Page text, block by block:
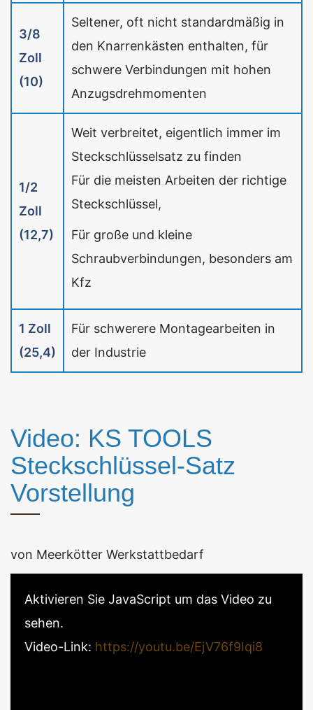
3/8
Zoll
(10)
Seltener, oft nicht standardmäßig in
den Knarrenkästen enthalten, für
schwere Verbindungen mit hohen
Anzugsdrehmomenten
1/2
Zoll
(12,7)
Weit verbreitet, eigentlich immer im
Steckschlüsselsatz zu finden
Für die meisten Arbeiten der richtige
Steckschlüssel,
Für große und kleine
Schraubverbindungen, besonders am
Kfz
1 Zoll
(25,4)
Für schwerere Montagearbeiten in
der Industrie
Video: KS TOOLS
Steckschlüssel-Satz
Vorstellung
von Meerkötter Werkstattbedarf
Aktivieren Sie JavaScript um das Video zu
sehen.
Video-Link: https://youtu.be/EjV76f9Iqi8